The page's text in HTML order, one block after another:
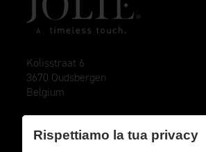
Kolisstraat 6
3670 Oudsbergen
Belgium
info@joliehandles.com
Rispettiamo la tua privacy